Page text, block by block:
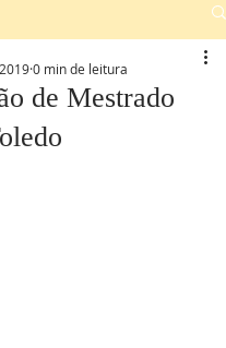
de Mestrado
0 min de leitura